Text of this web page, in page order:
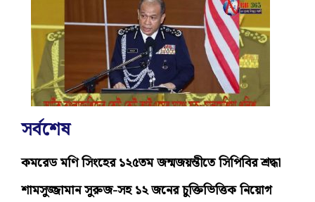
সর্বশেষ
কমরেড মণি সিংহের ১২৫তম জন্মজয়ন্তীতে সিপিবির শ্রদ্ধা
শামসুজ্জামান সুরুজ-সহ ১২ জনের চুক্তিভিত্তিক নিয়োগ